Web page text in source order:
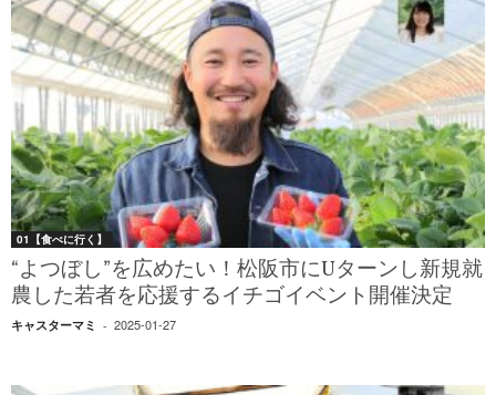
01【食べに行く】
“よつぼし”を広めたい！松阪市にUターンし新規就
農した若者を応援するイチゴイベント開催決定
キャスターマミ - 2025-01-27